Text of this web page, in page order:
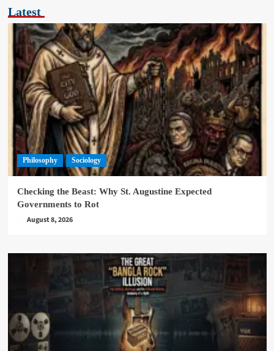
Latest
Philosophy Sociology
Checking the Beast: Why St. Augustine Expected
Governments to Rot
August 8, 2026